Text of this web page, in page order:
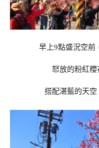
早上9點盛況空前
怒放的粉紅櫻
搭配湛藍的天空